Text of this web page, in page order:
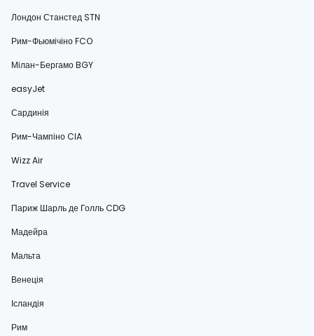
Лондон Станстед STN
Рим-Фьюмічіно FCO
Мілан-Бергамо BGY
easyJet
Сардинія
Рим-Чампіно CIA
Wizz Air
Travel Service
Париж Шарль де Голль CDG
Мадейра
Мальта
Венеція
Ісландія
Рим